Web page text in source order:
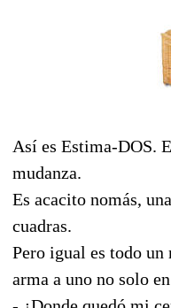
Así es Estima-DOS.
mudanza.
Es acacito nomás,
cuadras.
Pero igual es todo un
arma a uno no solo